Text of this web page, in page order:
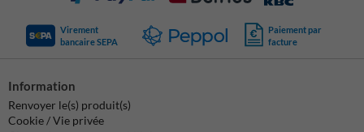
Virement
bancaire SEPA
Paiement par
facture
Information
Renvoyer le(s) produit(s)
Cookie / Vie privée